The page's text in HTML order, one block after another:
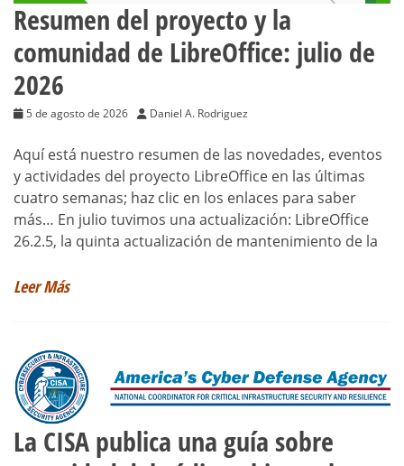
Resumen del proyecto y la
comunidad de LibreOffice: julio de
2026
5 de agosto de 2026 Daniel A. Rodriguez
Aquí está nuestro resumen de las novedades, eventos
y actividades del proyecto LibreOffice en las últimas
cuatro semanas; haz clic en los enlaces para saber
más… En julio tuvimos una actualización: LibreOffice
26.2.5, la quinta actualización de mantenimiento de la
Leer Más
La CISA publica una guía sobre